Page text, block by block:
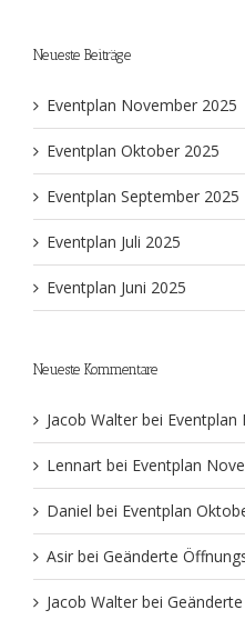
Neueste Beiträge
Eventplan November 2025
Eventplan Oktober 2025
Eventplan September 2025
Eventplan Juli 2025
Eventplan Juni 2025
Neueste Kommentare
Jacob Walter bei Eventplan
Lennart bei Eventplan
Daniel bei Eventplan
Asir bei Geänderte
Jacob Walter bei